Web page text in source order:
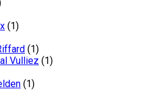
(1)
(1)
Vulliez (1)
(1)